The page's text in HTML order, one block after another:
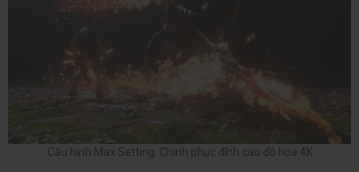
Cấu hình Max Setting: Chinh phục đỉnh cao đồ họa 4K